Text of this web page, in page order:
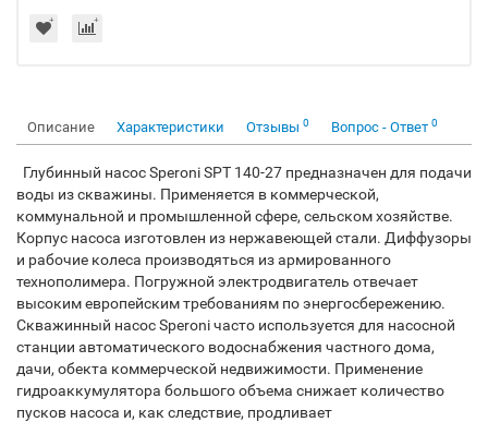
Описание Характеристики Отзывы 0 Вопрос - Ответ 0
Глубинный насос Speroni SPT 140-27 предназначен для подачи
воды из скважины. Применяется в коммерческой,
коммунальной и промышленной сфере, сельском хозяйстве.
Корпус насоса изготовлен из нержавеющей стали. Диффузоры
и рабочие колеса производяться из армированного
технополимера. Погружной электродвигатель отвечает
высоким европейским требованиям по энергосбережению.
Скважинный насос Speroni часто используется для насосной
станции автоматического водоснабжения частного дома,
дачи, обекта коммерческой недвижимости. Применение
гидроаккумулятора большого объема снижает количество
пусков насоса и, как следствие, продливает